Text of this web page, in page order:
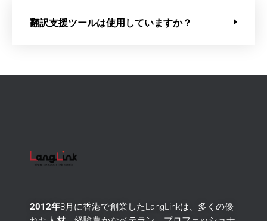
翻訳支援ツールは使用していますか？
2012年8月に香港で創業したLangLinkは、多くの優